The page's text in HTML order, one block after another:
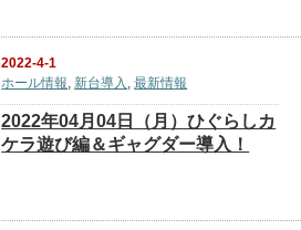
2022-4-1
ホール情報, 新台導入 ,最新情報
2022年04月04日（月）ひぐらしカ
ケラ遊び編＆ギャグダー導入！